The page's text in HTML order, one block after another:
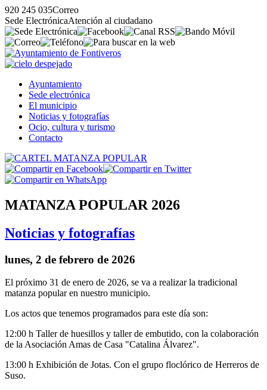
920 245 035Correo
Sede ElectrónicaAtención al ciudadano
Ayuntamiento
Sede electrónica
El municipio
Noticias y fotografías
Ocio, cultura y turismo
Contacto
MATANZA POPULAR 2026
Noticias y fotografías
lunes, 2 de febrero de 2026
El próximo 31 de enero de 2026, se va a realizar la tradicional
matanza popular en nuestro municipio.
Los actos que tenemos programados para este día son:
12:00 h Taller de huesillos y taller de embutido, con la colaboración
de la Asociación Amas de Casa "Catalina Álvarez".
13:00 h Exhibición de Jotas. Con el grupo floclórico de Herreros de
Suso.